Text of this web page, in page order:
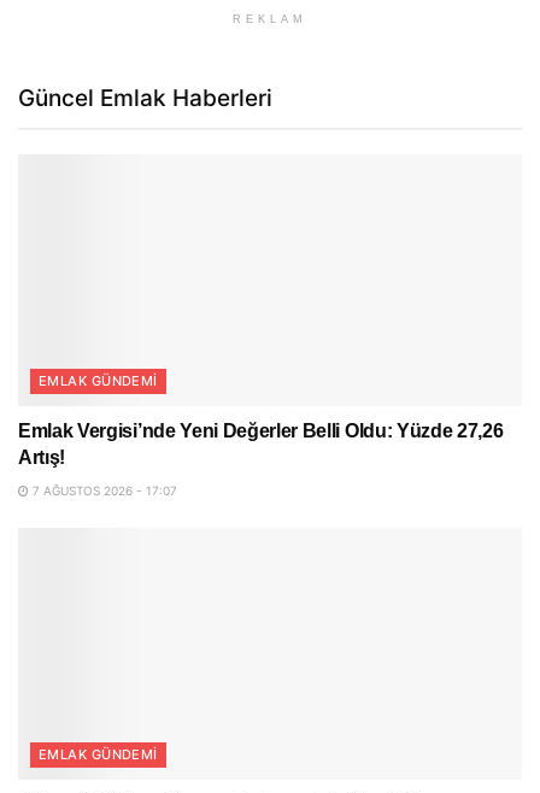
REKLAM
Güncel Emlak Haberleri
EMLAK GÜNDEMI
Emlak Vergisi’nde Yeni Değerler Belli Oldu: Yüzde 27,26
Artış!
7 AĞUSTOS 2026 - 17:07
EMLAK GÜNDEMI